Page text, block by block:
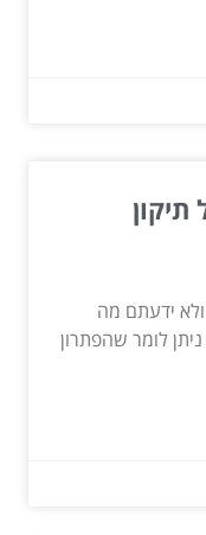
ידעתם מה
לומר שהפתרון